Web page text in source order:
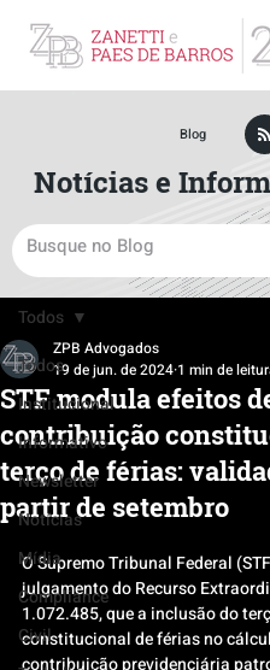
Post
Todos
Institucional
Informativo
Newsletter
Notícias
Mídia
Compliance
Civil
Todos
STF modula efeitos
contribuição
terço de férias:
partir de setembro
ZPB Advogados
19 de jun. de 2024 1 min de
O Supremo Tribunal Federal
julgamento do Recurso
1.072.485, que a inclusão do
constitucional de férias no
contribuição previdenciária
Blog
Notícias e